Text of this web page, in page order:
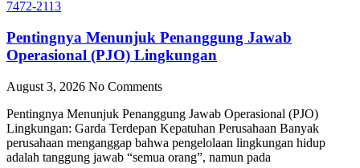
Pentingnya Menunjuk Penanggung Jawab
Operasional (PJO) Lingkungan
August 3, 2026 No Comments
Pentingnya Menunjuk Penanggung Jawab Operasional (PJO)
Lingkungan: Garda Terdepan Kepatuhan Perusahaan Banyak
perusahaan menganggap bahwa pengelolaan lingkungan hidup
adalah tanggung jawab “semua orang”, namun pada